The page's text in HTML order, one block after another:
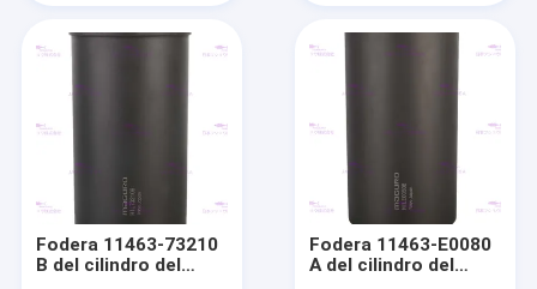
Fodera 11463-73210
B del cilindro del
Fodera 11463-E0080
A del cilindro del